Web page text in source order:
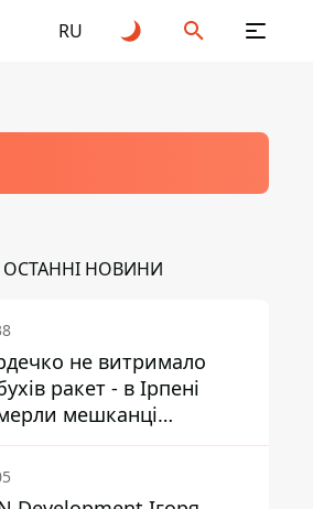
RU
ОСТАННІ НОВИНИ
не витримало
ракет - в Ірпені
мешканці
для собак з